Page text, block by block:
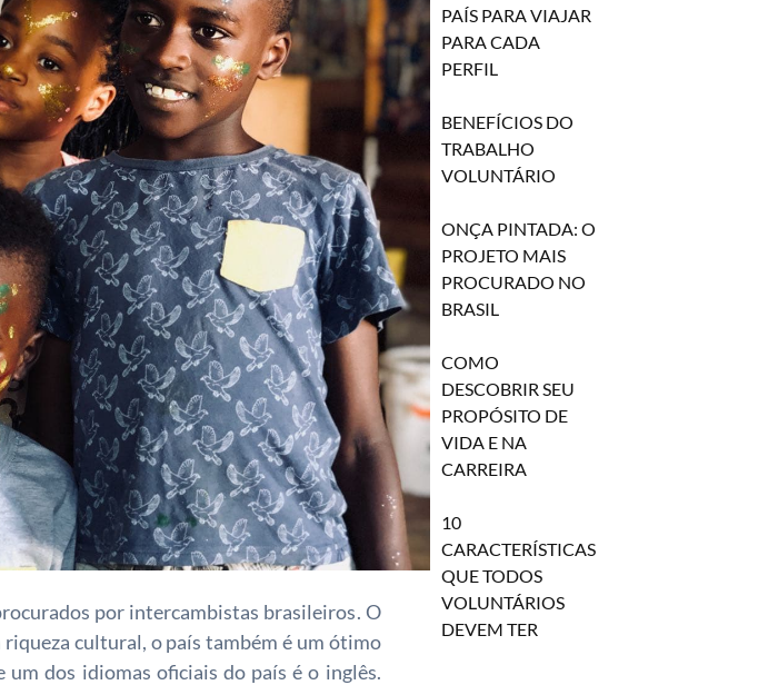
por intercambistas brasileiros. O
cultural, o país também é um ótimo
dos idiomas oficiais do país é o inglês.
PAÍS PARA VIAJAR
PARA CADA
PERFIL
BENEFÍCIOS DO
TRABALHO
VOLUNTÁRIO
ONÇA PINTADA: O
PROJETO MAIS
PROCURADO NO
BRASIL
COMO
DESCOBRIR SEU
PROPÓSITO DE
VIDA E NA
CARREIRA
10
CARACTERÍSTICAS
QUE TODOS
VOLUNTÁRIOS
DEVEM TER